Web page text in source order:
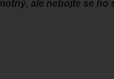
ale nebojte se ho